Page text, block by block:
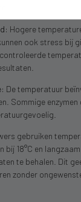
Hogere
ook stress bij
De temperatuur
Sommige enzymen
gebruiken
18°C en
te behalen. Dit
zonder